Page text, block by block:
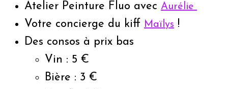
Atelier Peinture Fluo avec Aurélie
Votre concierge du kiff Maïlys !
Des consos à prix bas
Vin : 5 €
Bière : 3 €